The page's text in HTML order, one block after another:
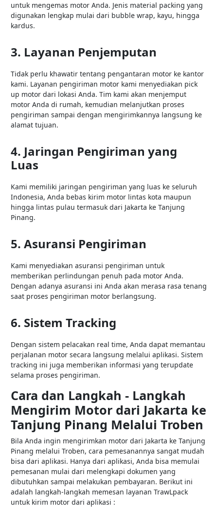
untuk mengemas motor Anda. Jenis material packing yang
digunakan lengkap mulai dari bubble wrap, kayu, hingga
kardus.
3. Layanan Penjemputan
Tidak perlu khawatir tentang pengantaran motor ke kantor
kami. Layanan pengiriman motor kami menyediakan pick
up motor dari lokasi Anda. Tim kami akan menjemput
motor Anda di rumah, kemudian melanjutkan proses
pengiriman sampai dengan mengirimkannya langsung ke
alamat tujuan.
4. Jaringan Pengiriman yang
Luas
Kami memiliki jaringan pengiriman yang luas ke seluruh
Indonesia, Anda bebas kirim motor lintas kota maupun
hingga lintas pulau termasuk dari Jakarta ke Tanjung
Pinang.
5. Asuransi Pengiriman
Kami menyediakan asuransi pengiriman untuk
memberikan perlindungan penuh pada motor Anda.
Dengan adanya asuransi ini Anda akan merasa rasa tenang
saat proses pengiriman motor berlangsung.
6. Sistem Tracking
Dengan sistem pelacakan real time, Anda dapat memantau
perjalanan motor secara langsung melalui aplikasi. Sistem
tracking ini juga memberikan informasi yang terupdate
selama proses pengiriman.
Cara dan Langkah - Langkah
Mengirim Motor dari Jakarta ke
Tanjung Pinang Melalui Troben
Bila Anda ingin mengirimkan motor dari Jakarta ke Tanjung
Pinang melalui Troben, cara pemesanannya sangat mudah
bisa dari aplikasi. Hanya dari aplikasi, Anda bisa memulai
pemesanan mulai dari melengkapi dokumen yang
dibutuhkan sampai melakukan pembayaran. Berikut ini
adalah langkah-langkah memesan layanan TrawLpack
untuk kirim motor dari aplikasi :